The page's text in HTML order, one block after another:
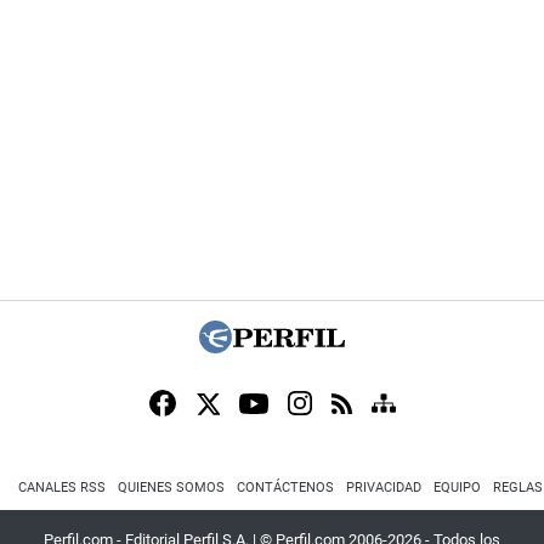
CANALES RSS QUIENES SOMOS CONTÁCTENOS PRIVACIDAD EQUIPO
Perfil.com - Editorial Perfil S.A. | © Perfil.com 2006-2026 - Todos los